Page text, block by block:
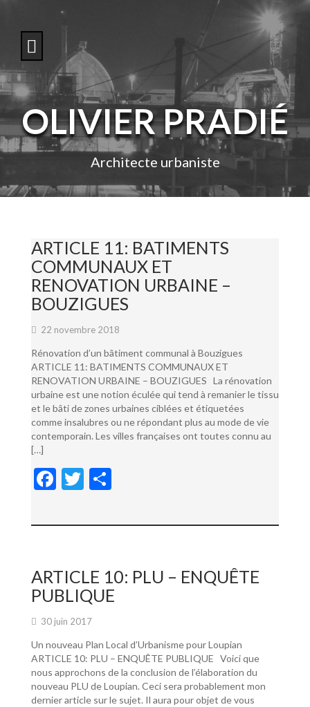
o
c
n
e
OLIVIER PRADIÉ
Architecte urbaniste
ARTICLE 11: BATIMENTS
COMMUNAUX ET
RENOVATION URBAINE –
BOUZIGUES
22 novembre 2018
Rénovation d’un bâtiment communal à Bouzigues
ARTICLE 11: BATIMENTS COMMUNAUX ET
RENOVATION URBAINE – BOUZIGUES La rénovation
urbaine est une notion éculée qui tend à remanier le tissu
et le bâti de zones urbaines ciblées et étiquetées
comme insalubres ou ne répondant plus au mode de vie
contemporain. Les villes françaises ont toutes connu au
[…]
F
e
o
o
k
T
itt ta
er
ARTICLE 10: PLU – ENQUÊTE
PUBLIQUE
30 juin 2017
Un nouveau Plan Local d’Urbanisme pour Loupian
ARTICLE 10: PLU – ENQUÊTE PUBLIQUE Voici que
nous approchons de la conclusion de l’élaboration du
nouveau PLU de Loupian. Ceci sera probablement mon
dernier article sur le sujet. Il aura pour objet de vous